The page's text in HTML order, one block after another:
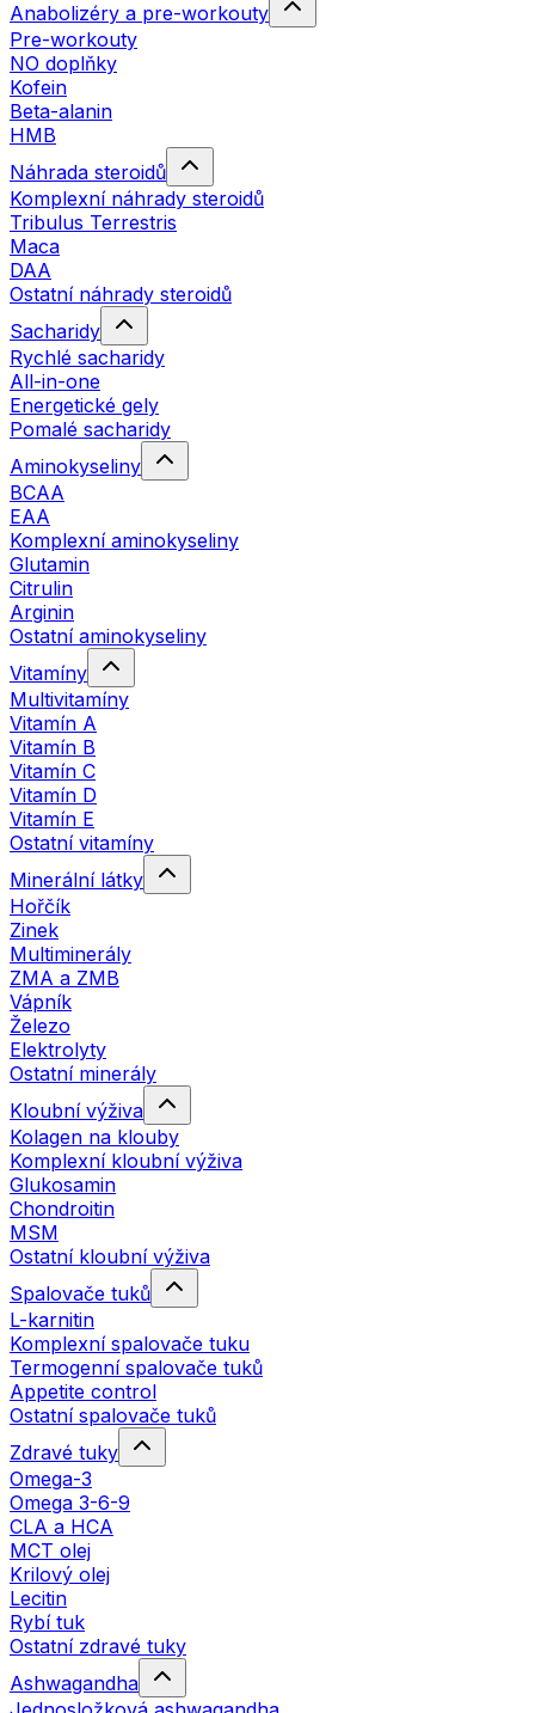
Anabolizéry a pre-workouty
Pre-workouty
NO doplňky
Kofein
Beta-alanin
HMB
Náhrada steroidů
Komplexní náhrady steroidů
Tribulus Terrestris
Maca
DAA
Ostatní náhrady steroidů
Sacharidy
Rychlé sacharidy
All-in-one
Energetické gely
Pomalé sacharidy
Aminokyseliny
BCAA
EAA
Komplexní aminokyseliny
Glutamin
Citrulin
Arginin
Ostatní aminokyseliny
Vitamíny
Multivitamíny
Vitamín A
Vitamín B
Vitamín C
Vitamín D
Vitamín E
Ostatní vitamíny
Minerální látky
Hořčík
Zinek
Multiminerály
ZMA a ZMB
Vápník
Železo
Elektrolyty
Ostatní minerály
Kloubní výživa
Kolagen na klouby
Komplexní kloubní výživa
Glukosamin
Chondroitin
MSM
Ostatní kloubní výživa
Spalovače tuků
L-karnitin
Komplexní spalovače tuku
Termogenní spalovače tuků
Appetite control
Ostatní spalovače tuků
Zdravé tuky
Omega-3
Omega 3-6-9
CLA a HCA
MCT olej
Krilový olej
Lecitin
Rybí tuk
Ostatní zdravé tuky
Ashwagandha